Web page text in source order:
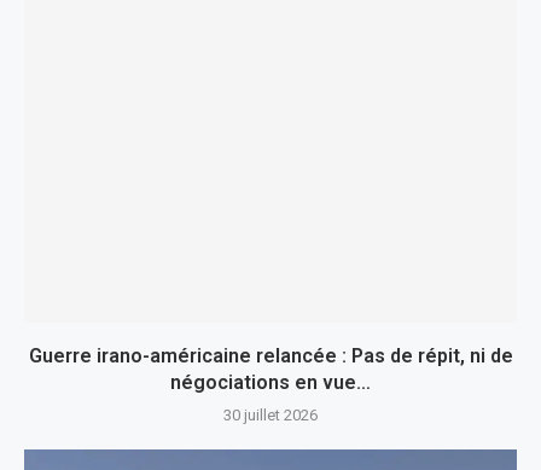
Guerre irano-américaine relancée : Pas de répit, ni de
négociations en vue…
30 juillet 2026